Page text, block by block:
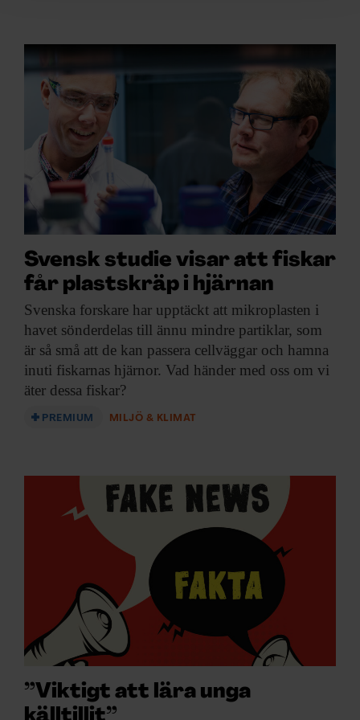
information från din enhet till de sociala medier och
annons- och analysföretag som vi samarbetar med.
Dessa kan i sin tur kombinera informationen med annan
information som du har tillhandahållit eller som de har
samlat in när du har använt deras tjänster.
Svensk studie visar att fiskar
får plastskräp i hjärnan
Svenska forskare har upptäckt att mikroplasten i
havet sönderdelas till ännu mindre partiklar, som
är så små att de kan passera cellväggar och hamna
inuti fiskarnas hjärnor. Vad händer med oss om vi
äter dessa fiskar?
PREMIUM MILJÖ & KLIMAT
”Viktigt att lära unga